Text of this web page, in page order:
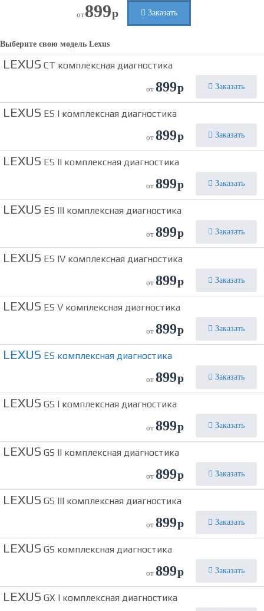
от899р Заказать
Выберите свою модель Lexus
LEXUS CT комплексная диагностика
от 899р Заказать
LEXUS ES I комплексная диагностика
от 899р Заказать
LEXUS ES II комплексная диагностика
от 899р Заказать
LEXUS ES III комплексная диагностика
от 899р Заказать
LEXUS ES IV комплексная диагностика
от 899р Заказать
LEXUS ES V комплексная диагностика
от 899р Заказать
LEXUS ES комплексная диагностика
от 899р Заказать
LEXUS GS I комплексная диагностика
от 899р Заказать
LEXUS GS II комплексная диагностика
от 899р Заказать
LEXUS GS III комплексная диагностика
от 899р Заказать
LEXUS GS комплексная диагностика
от 899р Заказать
LEXUS GX I комплексная диагностика